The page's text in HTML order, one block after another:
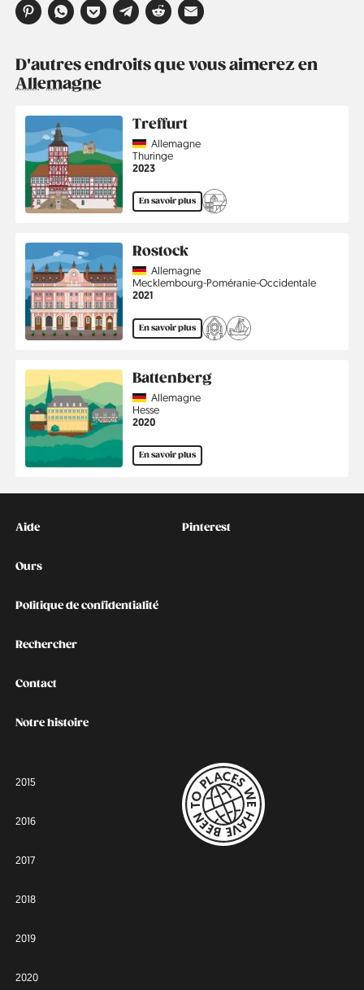
D'autres endroits que vous aimerez en
Allemagne
Treffurt
CountryAllemagne
Région
Thuringe
Année
2023
En savoir plus
Rostock
CountryAllemagne
Région
Mecklembourg-Poméranie-Occidentale
Année
2021
En savoir plus
Battenberg
CountryAllemagne
Région
Hesse
Année
2020
En savoir plus
Kontakt
Aide
Ours
Politique de confidentialité
Rechercher
Contact
Notre histoire
Social
Pinterest
2015
2016
2017
2018
2019
2020